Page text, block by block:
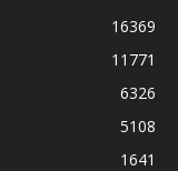
16369
11771
6326
5108
1641